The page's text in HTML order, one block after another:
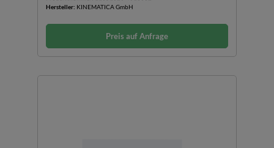
Hersteller: KINEMATICA GmbH
Preis auf Anfrage